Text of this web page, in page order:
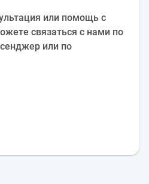
или помощь с
связаться с нами по
или по